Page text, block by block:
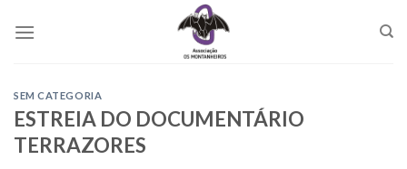
SEM CATEGORIA
ESTREIA DO DOCUMENTÁRIO
TERRAZORES